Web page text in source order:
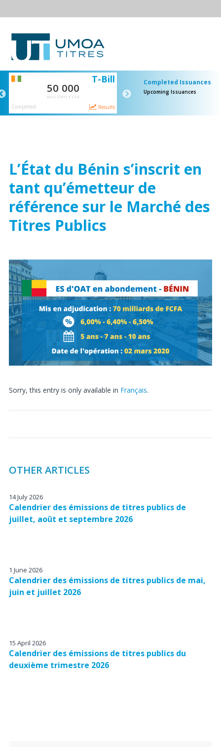
T-Bill
50 000
MILLIONS F CFA
Completed Results
65 000
MILLIONS F CFA
Completed Issuances
Upcoming Issuances
L’État du Bénin s’inscrit en
tant qu’émetteur de
référence sur le Marché des
Titres Publics
Sorry, this entry is only available in Français.
OTHER ARTICLES
14 July 2026
Calendrier des émissions de titres publics de
juillet, août et septembre 2026
1 June 2026
Calendrier des émissions de titres publics de mai,
juin et juillet 2026
15 April 2026
Calendrier des émissions de titres publics du
deuxième trimestre 2026